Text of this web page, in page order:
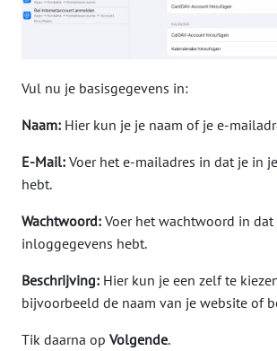
Vul nu je basisgegevens in:
Naam: Hier kun je je naam of je e-
E-Mail: Voer het e-mailadres in dat je in
hebt.
Wachtwoord: Voer het wachtwoord in
inloggegevens hebt.
Beschrijving: Hier kun je een zelf te
bijvoorbeeld de naam van je website of
Tik daarna op Volgende.